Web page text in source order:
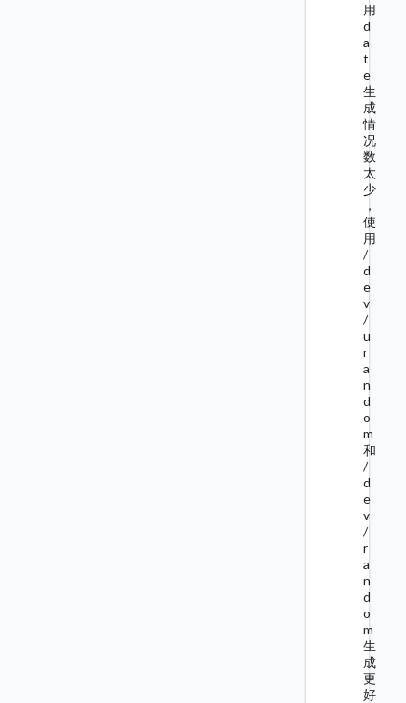
用
d
a
t
e
生
成
情
况
数
太
少
，
使
用
/
d
e
v
/
u
r
a
n
d
o
m
和
/
d
e
v
/
r
a
n
d
o
m
生
成
更
好